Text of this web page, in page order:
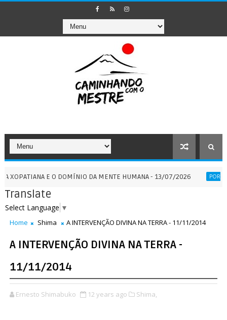
E O DOMÍNIO DA MENTE HUMANA - 13/07/2026 PORTAIS
Translate
Select Language ▼
Home Shima A INTERVENÇÃO DIVINA NA TERRA - 11/11/2014
A INTERVENÇÃO DIVINA NA TERRA -
11/11/2014
Ernesto Shimabuko 12 years ago Shima,